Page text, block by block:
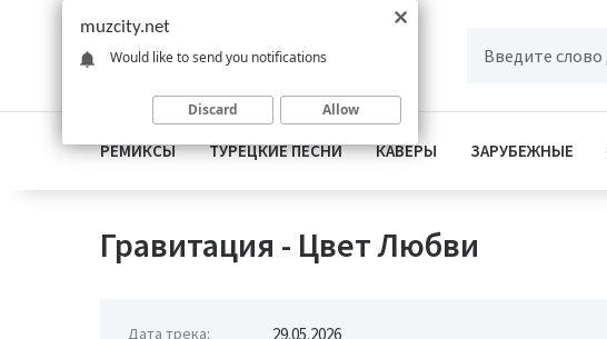
РЕМИКСЫ ТУРЕЦКИЕ ПЕСНИ КАВЕРЫ ЗАРУБЕЖНЫЕ
Гравитация - Цвет Любви
Дата трека: 29.05.2026
muzcity.net
Would like to send you notifications
Discard Allow